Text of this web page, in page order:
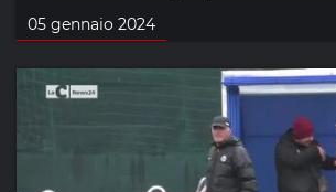
05 gennaio 2024